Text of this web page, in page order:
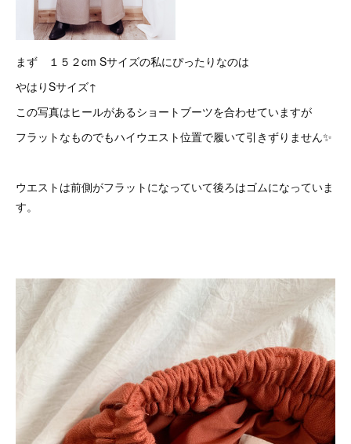
まず １５２cm Sサイズの私にぴったりなのは
やはりSサイズ↑
この写真はヒールがあるショートブーツを合わせていますが
フラットなものでもハイウエスト位置で履いて引きずりません✨
ウエストは前側がフラットになっていて後ろはゴムになっていま
す。